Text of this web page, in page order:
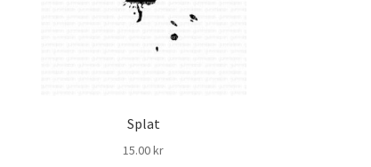
Splat
15.00kr